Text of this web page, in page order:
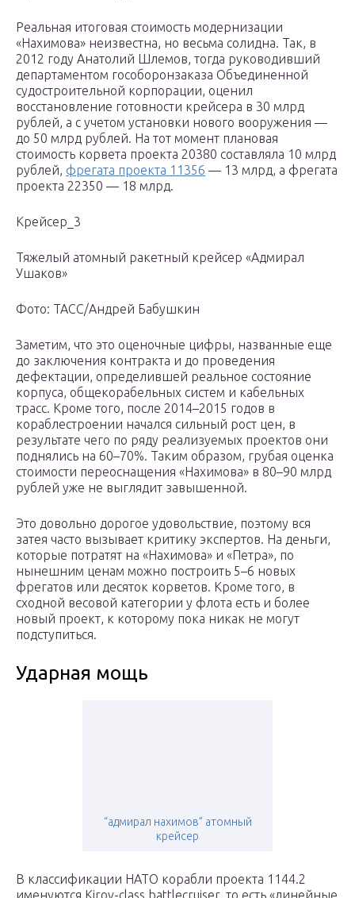
Реальная итоговая стоимость модернизации
«Нахимова» неизвестна, но весьма солидна. Так, в
2012 году Анатолий Шлемов, тогда руководивший
департаментом гособоронзаказа Объединенной
судостроительной корпорации, оценил
восстановление готовности крейсера в 30 млрд
рублей, а с учетом установки нового вооружения —
до 50 млрд рублей. На тот момент плановая
стоимость корвета проекта 20380 составляла 10 млрд
рублей, фрегата проекта 11356 — 13 млрд, а фрегата
проекта 22350 — 18 млрд.
Крейсер_3
Тяжелый атомный ракетный крейсер «Адмирал
Ушаков»
Фото: ТАСС/Андрей Бабушкин
Заметим, что это оценочные цифры, названные еще
до заключения контракта и до проведения
дефектации, определившей реальное состояние
корпуса, общекорабельных систем и кабельных
трасс. Кроме того, после 2014–2015 годов в
кораблестроении начался сильный рост цен, в
результате чего по ряду реализуемых проектов они
поднялись на 60–70%. Таким образом, грубая оценка
стоимости переоснащения «Нахимова» в 80–90 млрд
рублей уже не выглядит завышенной.
Это довольно дорогое удовольствие, поэтому вся
затея часто вызывает критику экспертов. На деньги,
которые потратят на «Нахимова» и «Петра», по
нынешним ценам можно построить 5–6 новых
фрегатов или десяток корветов. Кроме того, в
сходной весовой категории у флота есть и более
новый проект, к которому пока никак не могут
подступиться.
Ударная мощь
“адмирал нахимов” атомный
крейсер
В классификации НАТО корабли проекта 1144.2
именуются Kirov-class battlecruiser, то есть «линейные